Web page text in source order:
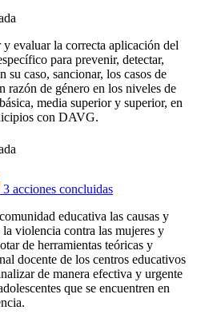
evaluar la correcta aplicación del
para prevenir, detectar,
su caso, sancionar, los casos de
razón de género en los niveles de
media superior y superior, en
con DAVG.
3 acciones concluidas
educativa las causas y
la violencia contra las mujeres y
de herramientas teóricas y
docente de los centros educativos
de manera efectiva y urgente
que se encuentren en